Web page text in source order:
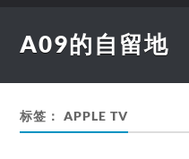
A09的自留地
标签：APPLE TV